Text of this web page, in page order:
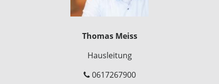
Thomas Meiss
Hausleitung
0617267900